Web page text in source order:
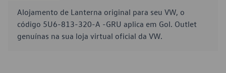
Alojamento de Lanterna original para seu VW, o
código 5U6-813-320-A -GRU aplica em Gol. Outlet
genuínas na sua loja virtual oficial da VW.